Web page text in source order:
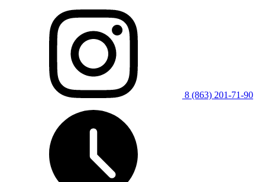
8 (863) 201-71-90